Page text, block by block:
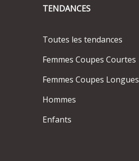
TENDANCES
Toutes les tendances
Femmes Coupes Courtes
Femmes Coupes Longues
Hommes
Enfants